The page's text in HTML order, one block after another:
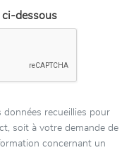
ci-dessous
données recueillies pour
soit à votre demande de
concernant un